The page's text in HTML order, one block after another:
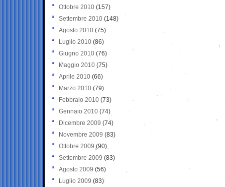
Ottobre 2010 (157)
Settembre 2010 (148)
Agosto 2010 (75)
Luglio 2010 (86)
Giugno 2010 (76)
Maggio 2010 (75)
Aprile 2010 (66)
Marzo 2010 (79)
Febbraio 2010 (73)
Gennaio 2010 (74)
Dicembre 2009 (74)
Novembre 2009 (83)
Ottobre 2009 (90)
Settembre 2009 (83)
Agosto 2009 (56)
Luglio 2009 (83)